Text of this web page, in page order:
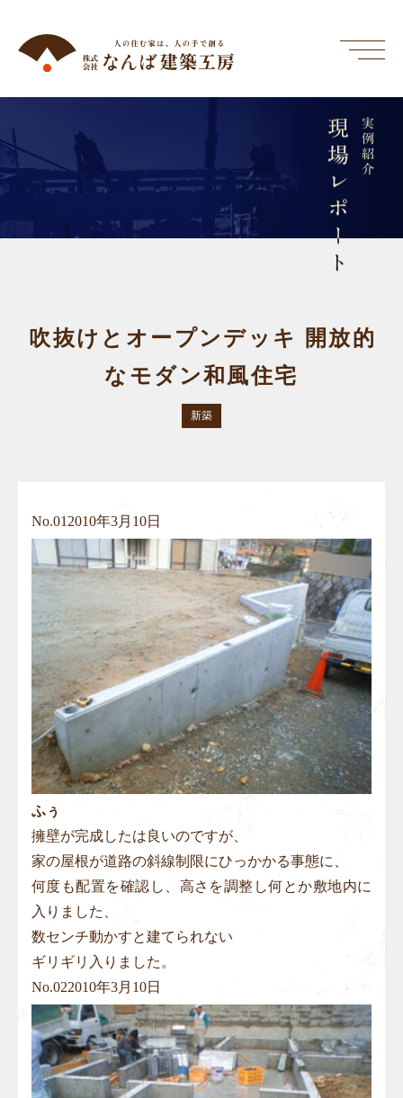
実例紹介
現場レポート
吹抜けとオープンデッキ 開放的
なモダン和風住宅
新築
No.01 2010年3月10日
ふぅ
擁壁が完成したは良いのですが、
家の屋根が道路の斜線制限にひっかかる事態に、
何度も配置を確認し、高さを調整し何とか敷地内に
入りました、
数センチ動かすと建てられない
ギリギリ入りました。
No.022010年3月10日